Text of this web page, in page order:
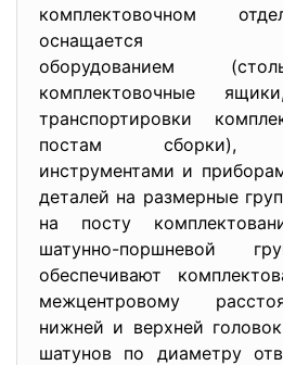
комплектовочном
оснащается
оборудованием
комплектовочные
транспортировки
постам сборки),
инструментами и
деталей на размерные
на посту
шатунно-поршневой
обеспечивают
межцентровому
нижней и верхней
шатунов по диаметру